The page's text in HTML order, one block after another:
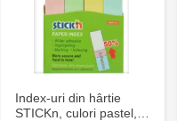
Index-uri din hârtie
STICKn, culori pastel,…